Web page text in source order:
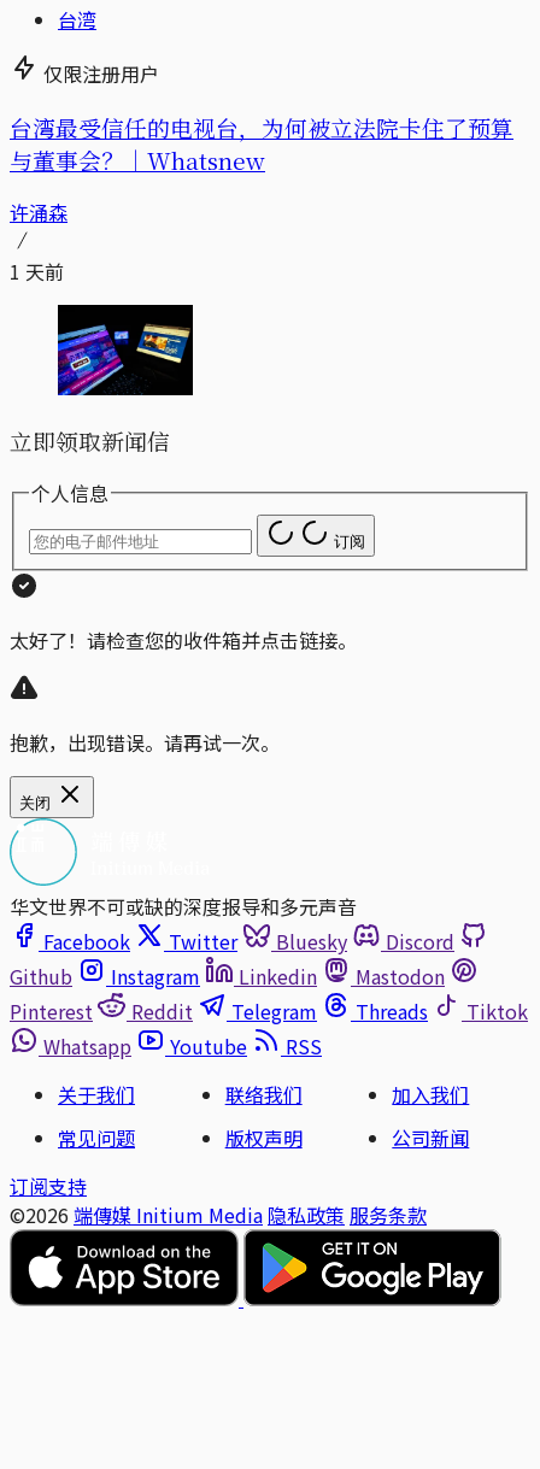
台湾
仅限注册用户
台湾最受信任的电视台，为何被立法院卡住了预算
与董事会？｜Whatsnew
许涌森
1 天前
立即领取新闻信
个人信息
订阅
太好了！请检查您的收件箱并点击链接。
抱歉，出现错误。请再试一次。
关闭
华文世界不可或缺的深度报导和多元声音
Facebook
Twitter Bluesky
Discord
Github
Instagram Linkedin
Mastodon
Pinterest
Reddit Telegram Threads
Tiktok
Whatsapp
Youtube
RSS
关于我们
联络我们
加入我们
常见问题
版权声明
公司新闻
订阅支持
©2026 端傳媒 Initium Media 隐私政策 服务条款